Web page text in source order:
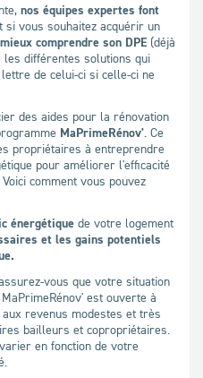
nos équipes expertes font
si vous souhaitez acquérir un
comprendre son DPE (déjà
différentes solutions qui
de celui-ci si celle-ci ne
des aides pour la rénovation
MaPrimeRénov'. Ce
propriétaires à entreprendre
pour améliorer l'efficacité
comment vous pouvez
énergétique de votre logement
et les gains potentiels
vous que votre situation
est ouverte à
revenus modestes et très
bailleurs et copropriétaires.
en fonction de votre